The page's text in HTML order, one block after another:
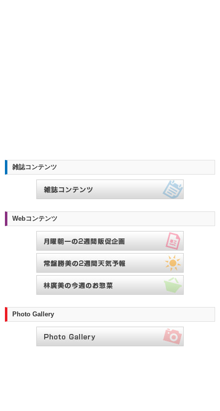
雑誌コンテンツ
Webコンテンツ
Photo Gallery